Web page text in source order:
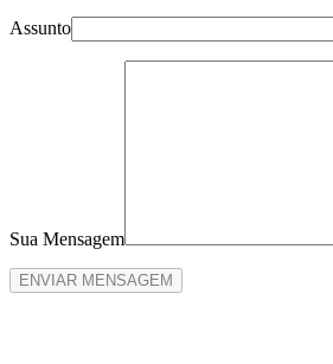
Assunto
Sua Mensagem